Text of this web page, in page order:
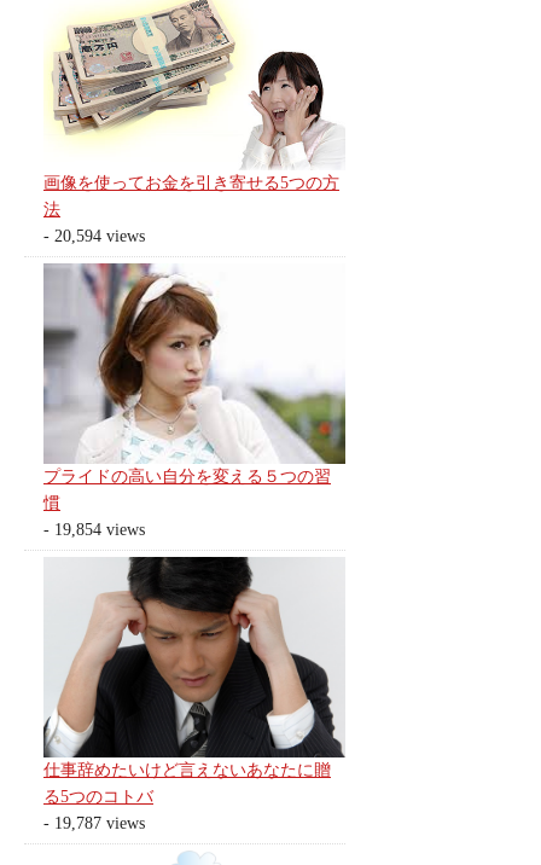
画像を使ってお金を引き寄せる5つの方
法
- 20,594 views
プライドの高い自分を変える５つの習
慣
- 19,854 views
仕事辞めたいけど言えないあなたに贈
る5つのコトバ
- 19,787 views